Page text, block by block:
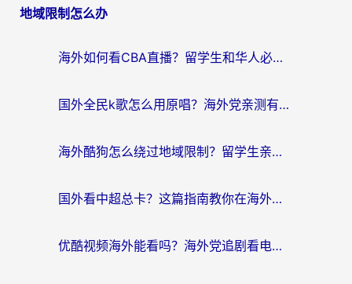
地域限制怎么办
海外如何看CBA直播？留学生和华人必看的无卡顿观赛指南
国外全民k歌怎么用原唱？海外党亲测有效的回国加速解决方案
海外酷狗怎么绕过地域限制？留学生亲测有效的回国加速器选择指南
国外看中超总卡？这篇指南教你在海外流畅看体育赛事+中文解说（附避坑技巧）
优酷视频海外能看吗？海外党追剧看电影的终极解决方案来了